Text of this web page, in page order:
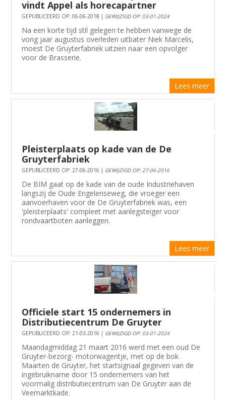
vindt Appel als horecapartner
GEPUBLICEERD OP: 06-06-2018 | GEWIJZIGD OP: 03-01-2024
Na een korte tijd stil gelegen te hebben vanwege de
vorig jaar augustus overleden uitbater Niek Marcelis,
moest De Gruyterfabriek uitzien naar een opvolger
voor de Brasserie.
Lees meer
Pleisterplaats op kade van de De
Gruyterfabriek
GEPUBLICEERD OP: 27-06-2016 | GEWIJZIGD OP: 27-06-2016
De BIM gaat op de kade van de oude Industriehaven
langszij de Oude Engelenseweg, die vroeger een
aanvoerhaven voor de De Gruyterfabriek was, een
'pleisterplaats' compleet met aanlegsteiger voor
rondvaartboten aanleggen.
Lees meer
Officiele start 15 ondernemers in
Distributiecentrum De Gruyter
GEPUBLICEERD OP: 21-03-2016 | GEWIJZIGD OP: 03-01-2024
Maandagmiddag 21 maart 2016 werd met een oud De
Gruyter-bezorg- motorwagentje, met op de bok
Maarten de Gruyter, het startsignaal gegeven van de
ingebruikname door 15 ondernemers van het
voormalig distributiecentrum van De Gruyter aan de
Veemarktkade.